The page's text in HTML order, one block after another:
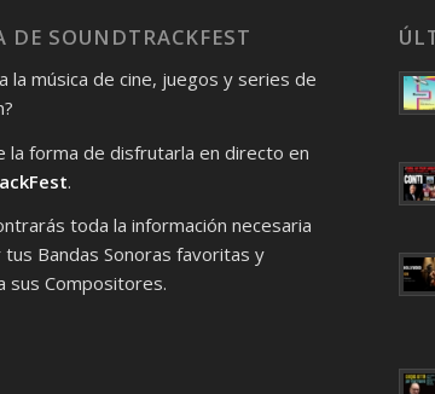
DE SOUNDTRACKFEST
la música de cine, juegos y series de
la forma de disfrutarla en directo en
.
toda la información necesaria
tus Bandas Sonoras favoritas y
sus Compositores.